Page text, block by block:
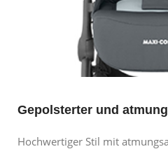
Gepolsterter und
Hochwertiger Stil mit